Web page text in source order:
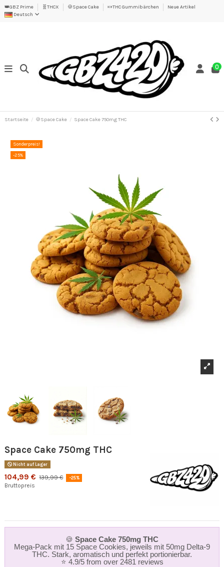
👑GBZ Prime 🧬THCX 🍪Space Cake 🍬THC Gummibärchen
Neue Artikel
Deutsch
0
Startseite 🍪Space Cake Space Cake 750mg THC
Sonderpreis!
-25%
Space Cake 750mg THC
Nicht auf Lager
104,99 € 139,99 € -25%
Bruttopreis
🍪 Space Cake 750mg THC
Mega‑Pack mit 15 Space Cookies, jeweils mit 50mg Delta‑9
THC. Stark, aromatisch und perfekt portionierbar.
⭐ 4.9/5 from over 2481 reviews